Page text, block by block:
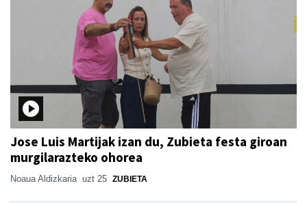
Jose Luis Martijak izan du, Zubieta festa giroan
murgilarazteko ohorea
Noaua Aldizkaria uzt 25 ZUBIETA